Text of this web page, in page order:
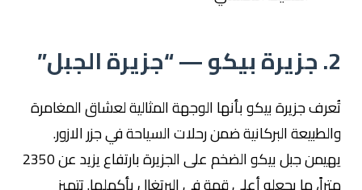
2. جزيرة بيكو — “جزيرة الجبل”
تُعرف جزيرة بيكو بأنها الوجهة المثالية لعشاق المغامرة
والطبيعة البركانية ضمن رحلات السياحة في جزر الازور.
يهيمن جبل بيكو الضخم على الجزيرة بارتفاع يزيد عن 2350